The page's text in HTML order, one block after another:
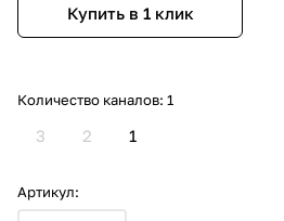
Купить в 1 клик
Количество каналов: 1
1
3 2
Артикул: